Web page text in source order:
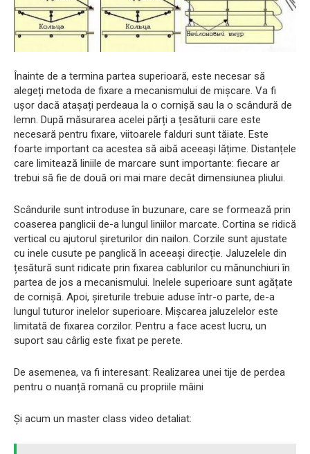
Înainte de a termina partea superioară, este necesar să
alegeți metoda de fixare a mecanismului de mișcare. Va fi
ușor dacă atașați perdeaua la o cornișă sau la o scândură de
lemn. După măsurarea acelei părți a țesăturii care este
necesară pentru fixare, viitoarele falduri sunt tăiate. Este
foarte important ca acestea să aibă aceeași lățime. Distanțele
care limitează liniile de marcare sunt importante: fiecare ar
trebui să fie de două ori mai mare decât dimensiunea pliului.
Scândurile sunt introduse în buzunare, care se formează prin
coaserea panglicii de-a lungul liniilor marcate. Cortina se ridică
vertical cu ajutorul șireturilor din nailon. Corzile sunt ajustate
cu inele cusute pe panglică în aceeași direcție. Jaluzelele din
țesătură sunt ridicate prin fixarea cablurilor cu mănunchiuri în
partea de jos a mecanismului. Inelele superioare sunt agățate
de cornișă. Apoi, șireturile trebuie aduse într-o parte, de-a
lungul tuturor inelelor superioare. Mișcarea jaluzelelor este
limitată de fixarea corzilor. Pentru a face acest lucru, un
suport sau cârlig este fixat pe perete.
De asemenea, va fi interesant: Realizarea unei tije de perdea
pentru o nuanță romană cu propriile mâini
Și acum un master class video detaliat: